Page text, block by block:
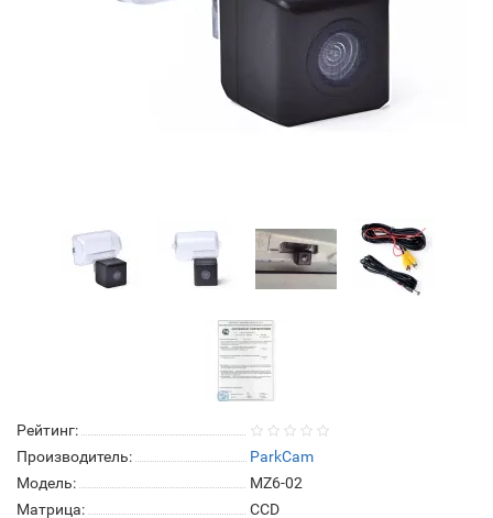
Рейтинг:
Производитель:
ParkCam
Модель:
MZ6-02
Матрица:
СCD